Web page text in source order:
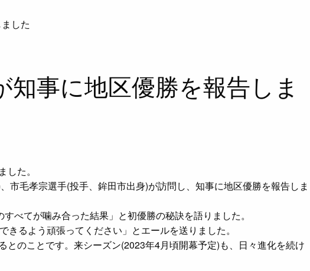
した
事に地区優勝を報告しま
た。
毛孝宗選手(投手、鉾田市出身)が訪問し、知事に地区優勝を報告しま
べてが噛み合った結果」と初優勝の秘訣を語りました。
るよう頑張ってください」とエールを送りました。
のことです。来シーズン(2023年4月頃開幕予定)も、日々進化を続け